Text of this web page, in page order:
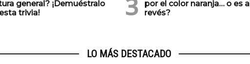
general? ¡Demuéstralo
trivia!
por el color naranja… o es al
revés?
LO MÁS DESTACADO